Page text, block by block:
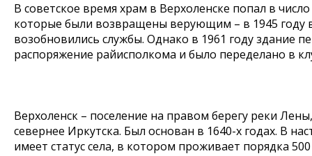
В советское время храм в Верхоленске попал в
которые были возвращены верующим – в 1945 году
возобновились службы. Однако в 1961 году здание
распоряжение райисполкома и было переделано в
Верхоленск – поселение на правом берегу реки
севернее Иркутска. Был основан в 1640-х годах. В
имеет статус села, в котором проживает порядка